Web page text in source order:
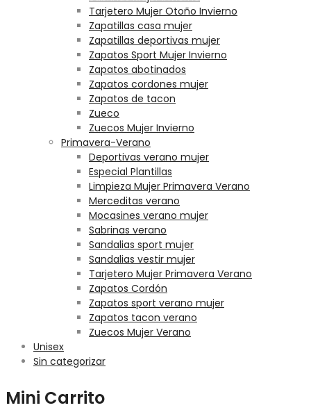
Tarjetero Mujer Otoño Invierno
Zapatillas casa mujer
Zapatillas deportivas mujer
Zapatos Sport Mujer Invierno
Zapatos abotinados
Zapatos cordones mujer
Zapatos de tacon
Zueco
Zuecos Mujer Invierno
Primavera-Verano
Deportivas verano mujer
Especial Plantillas
Limpieza Mujer Primavera Verano
Merceditas verano
Mocasines verano mujer
Sabrinas verano
Sandalias sport mujer
Sandalias vestir mujer
Tarjetero Mujer Primavera Verano
Zapatos Cordón
Zapatos sport verano mujer
Zapatos tacon verano
Zuecos Mujer Verano
Unisex
Sin categorizar
Mini Carrito